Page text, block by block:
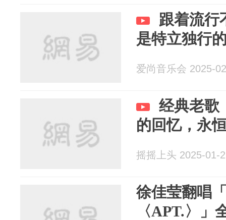
跟着流行
是特立独行
爱尚音乐会 2025-
经典老歌
的回忆，永
摇摇上头 2025-01-
徐佳莹翻唱
〈APT.〉